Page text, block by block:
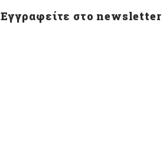
Εγγραφείτε στο newsletter